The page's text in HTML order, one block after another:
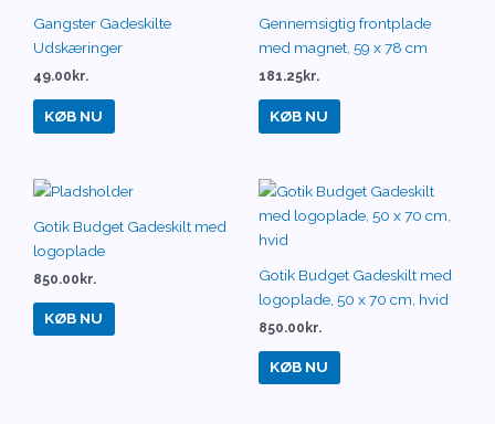
Gangster Gadeskilte
Udskæringer
49.00 kr.
KØB NU
Gennemsigtig frontplade
med magnet, 59 x 78 cm
181.25kr.
KØB NU
Gotik Budget Gadeskilt med
logoplade
850.00kr.
KØB NU
Gotik Budget Gadeskilt med
logoplade, 50 x 70 cm, hvid
850.00kr.
KØB NU